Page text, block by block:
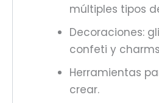
múltiples tipos
Decoraciones:
confeti y
Herramientas
crear.